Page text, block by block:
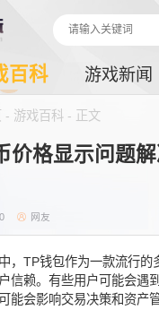
百科 游戏新闻
- 游戏百科 - 正文
价格显示问题
网友
，TP钱包作为一款流行的
信赖。有些用户可能会遇
能会影响交易决策和资产